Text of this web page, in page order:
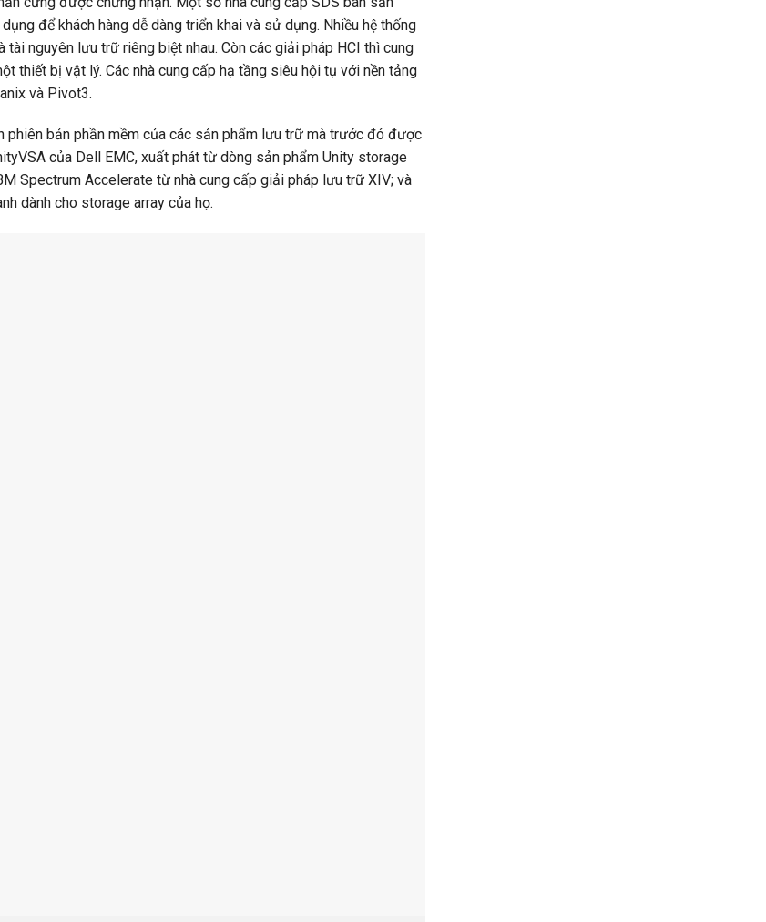
để khách hàng dễ dàng triển khai và sử dụng. Nhiều hệ thống
nguyên lưu trữ riêng biệt nhau. Còn các giải pháp HCI thì cung
thiết bị vật lý. Các nhà cung cấp hạ tầng siêu hội tụ với nền tảng
và Pivot3.
bản phần mềm của các sản phẩm lưu trữ mà trước đó được
của Dell EMC, xuất phát từ dòng sản phẩm Unity storage
Spectrum Accelerate từ nhà cung cấp giải pháp lưu trữ XIV; và
dành cho storage array của họ.